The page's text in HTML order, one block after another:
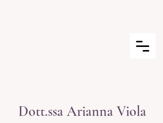
Dott.ssa Arianna Viola